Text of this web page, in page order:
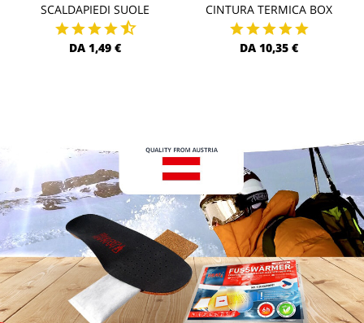
SCALDAPIEDI SUOLE
DA 1,49 €
CINTURA TERMICA BOX
DA 10,35 €